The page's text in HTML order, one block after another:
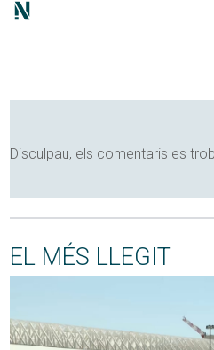
Disculpau, els comentaris es
EL MÉS LLEGIT